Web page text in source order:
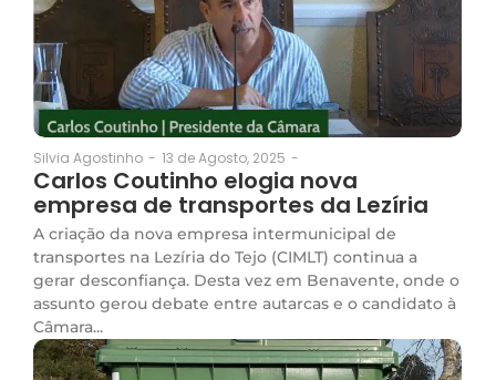
Silvia Agostinho - 13 de Agosto, 2025 -
Carlos Coutinho elogia nova
empresa de transportes da Lezíria
A criação da nova empresa intermunicipal de
transportes na Lezíria do Tejo (CIMLT) continua a
gerar desconfiança. Desta vez em Benavente, onde o
assunto gerou debate entre autarcas e o candidato à
Câmara...